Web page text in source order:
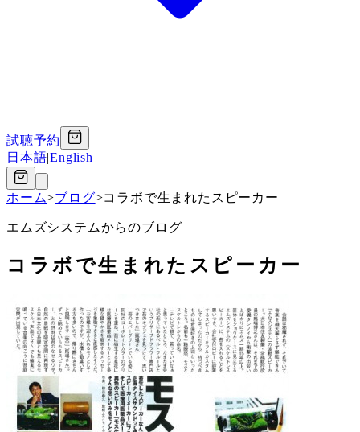
試聴予約
日本語|English
ホーム>ブログ>コラボで生まれたスピーカー
エムズシステムからのブログ
コラボで生まれたスピーカー